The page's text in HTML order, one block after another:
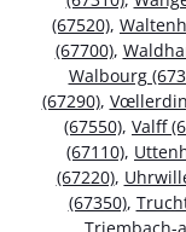
(67520),
(67700),
Walbourg
(67290),
(67550), Valff
(67110),
(67220),
(67350),